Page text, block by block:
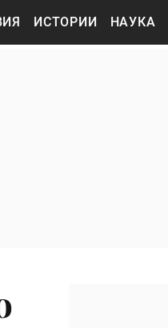
ИСТОРИИ НАУКА